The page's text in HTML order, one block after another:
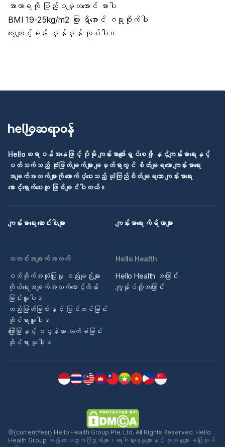
အာဟာရကို ပြည့်ဝမျှတအောင် စားပါ
BMI 19-25kg/m2 ကြား ရှိအောင် ဂရုစိုက်ပါ
လေ့ကျင့်ခန်း မှန်မှန် လုပ်ပါ။
Helloဆရာဝန်အနေဖြင့် ပိုမို ကျန်းမာပျော်ရွှင်စေဖို့ နှင့်ကျန်းမာရေးနှင့်
ပတ်သက်သည့် ဆုံးဖြတ်ချက်များ ချမှတ်ရာတွင် စိတ်ချရသော ကျန်းမာရေး
အချက်အလက်များကို ထောက်ပံ့ပေးသည့် ယုံကြည်စိတ်ချရသော ကျန်းမာရေး
စောင့်ရှောက်ပေးသူ ဖြစ်ချင်ပါတယ်။
ကျန်းမာရေး ဆောင်းပါးများ ကျန်းမာရေး ကိရိယာများ
သတင်းအချက်အလက်
ဝဘ်ဆိုက်အသုံးပြုမှု စည်းမျဉ်းများ
ကိုယ်ရေးအချက်အလက်စောင့်ထိန်း
ခြင်းမူဝါဒ
တည်းဖြတ်ခြင်းနှင့် ပြင်ဆင်ခြင်း
ဆိုင်ရာမူဝါဒ
ကြော်ငြာနှင့် စပွန်ဆာ လက်ခံခြင်း
ဆိုင်ရာ မူဝါဒ
Hello Health
Hello Health အကြောင်း
ကျွန်ုပ်တို့အကြောင်း
©{currentYear} Hello Health Group Pte. Ltd. All Rights Reserved. Hello
Health Group သည် ဆေးပညာအကြံဉာဏ်များ၊ ရောဂါရှာဖွေမှုများနှင့် ကုသမှုများ မပြုလုပ်